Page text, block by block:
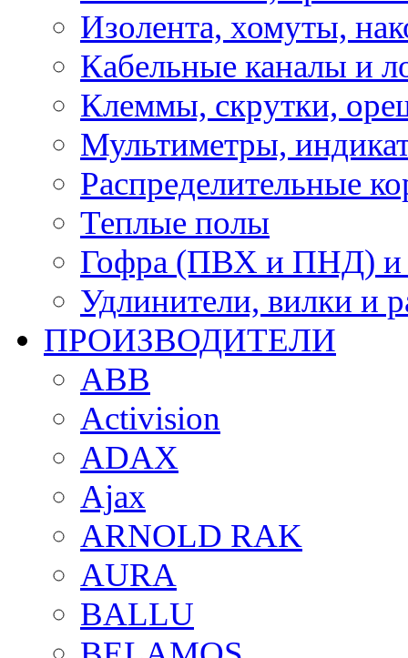
Изолента, хомуты,
Кабельные каналы и
Клеммы, скрутки,
Мультиметры,
Распределительные
Теплые полы
Гофра (ПВХ и ПНД) и
Удлинители, вилки и
ПРОИЗВОДИТЕЛИ
ABB
Activision
ADAX
Ajax
ARNOLD RAK
AURA
BALLU